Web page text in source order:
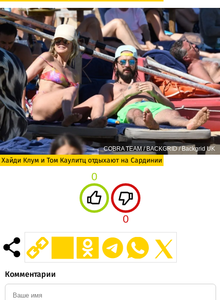
COBRA TEAM / BACKGRID / Backgrid UK
Хайди Клум и Том Каулитц отдыхают на Сардинии
0
0
Комментарии